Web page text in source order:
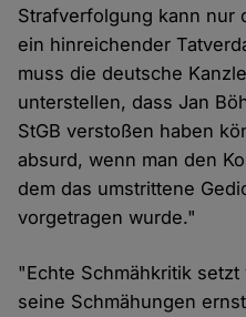
Strafverfolgung kann nur
ein hinreichender
muss die deutsche
unterstellen, dass Jan
StGB verstoßen haben
absurd, wenn man den
dem das umstrittene
vorgetragen wurde."
"Echte Schmähkritik
seine Schmähungen